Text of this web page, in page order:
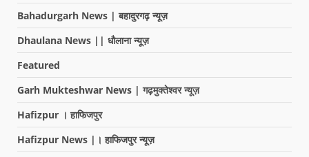
Bahadurgarh News | बहादुरगढ़ न्यूज़
Dhaulana News || धौलाना न्यूज़
Featured
Garh Mukteshwar News | गढ़मुक्तेश्वर न्यूज़
Hafizpur । हाफिजपुर
Hafizpur News |। हाफिजपुर न्यूज़